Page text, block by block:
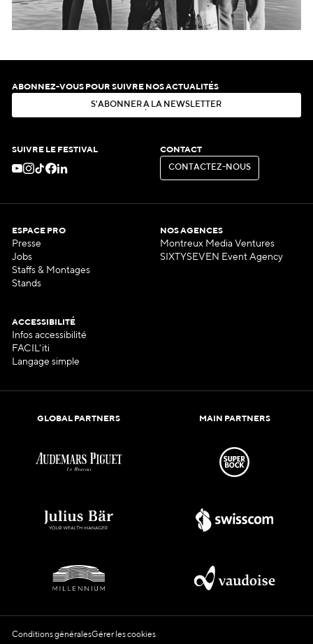
ABONNEZ-VOUS POUR SUIVRE NOS ACTUALITÉS
S'ABON N ER À LA N EWSLE ER
SUIVRE LE FESTIVAL CONTACT
CON ACT EZ-N OUS
CONTACTEZ-NOUS
ESPACE PRO
Presse
Jobs
Staffs & Montages
Stands
NOS AGENCES
Montreux Media Ventures
SIXTYSEVEN Event Agency
ACCESSIBILITÉ
Infos accessibilité
FACIL'iti
Langage simple
GLOBAL PARTNERS MAIN PARTNERS
Conditions généralesGérer les cookies